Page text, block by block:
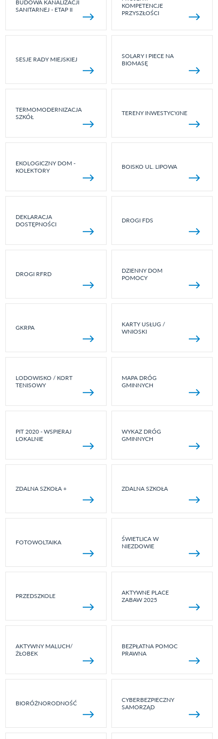
BUDOWA KANALIZACJI
SANITARNEJ - ETAP II
KOMPETENCJE
PRZYSZŁOŚCI
SESJE RADY MIEJSKIEJ
SOLARY I PIECE NA
BIOMASĘ
TERMOMODERNIZACJA
SZKÓŁ
TERENY INWESTYCYJNE
EKOLOGICZNY DOM -
KOLEKTORY
BOISKO UL. LIPOWA
DEKLARACJA
DOSTĘPNOŚCI
DROGI FDS
DROGI RFRD
DZIENNY DOM
POMOCY
GKRPA
KARTY USŁUG /
WNIOSKI
LODOWISKO / KORT
TENISOWY
MAPA DRÓG
GMINNYCH
PIT 2020 - WSPIERAJ
LOKALNIE
WYKAZ DRÓG
GMINNYCH
ZDALNA SZKOŁA + ZDALNA SZKOŁA
FOTOWOLTAIKA
ŚWIETLICA W
NIEZDOWIE
PRZEDSZKOLE
AKTYWNE PLACE
ZABAW 2025
AKTYWNY MALUCH/
ŻŁOBEK
BEZPŁATNA POMOC
PRAWNA
BIORÓŻNORODNOŚĆ
CYBERBEZPIECZNY
SAMORZĄD